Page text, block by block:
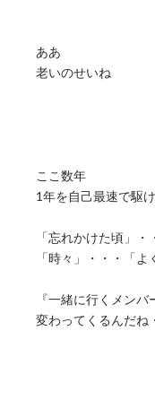
ああ
老いのせいね
ここ数年
1年を自己最速で駆
「忘れかけた頃」
「時々」・・・「よ
『一緒に行くメン
変わってくるんだね